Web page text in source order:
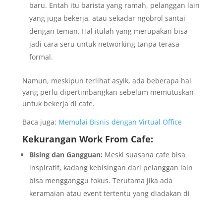
baru. Entah itu barista yang ramah, pelanggan lain
yang juga bekerja, atau sekadar ngobrol santai
dengan teman. Hal itulah yang merupakan bisa
jadi cara seru untuk networking tanpa terasa
formal.
Namun, meskipun terlihat asyik, ada beberapa hal
yang perlu dipertimbangkan sebelum memutuskan
untuk bekerja di cafe.
Baca juga: Memulai Bisnis dengan Virtual Office
Kekurangan Work From Cafe:
Bising dan Gangguan: Meski suasana cafe bisa
inspiratif, kadang kebisingan dari pelanggan lain
bisa mengganggu fokus. Terutama jika ada
keramaian atau event tertentu yang diadakan di